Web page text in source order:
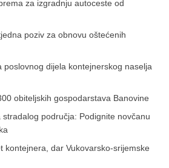
za izgradnju autoceste od
poziv za obnovu oštećenih
poslovnog dijela kontejnerskog naselja
obiteljskih gospodarstava Banovine
stradalog područja: Podignite novčanu
kontejnera, dar Vukovarsko-srijemske